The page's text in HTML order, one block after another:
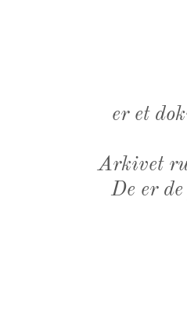
er et
Arkivet
De er